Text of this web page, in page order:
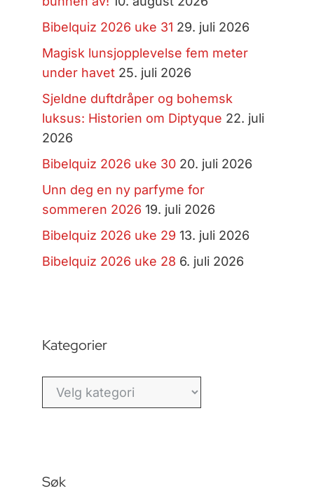
Bibelquiz 2026 uke 31 29. juli 2026
Magisk lunsjopplevelse fem meter
under havet 25. juli 2026
Sjeldne duftdråper og bohemsk
luksus: Historien om Diptyque 22. juli
2026
Bibelquiz 2026 uke 30 20. juli 2026
Unn deg en ny parfyme for
sommeren 2026 19. juli 2026
Bibelquiz 2026 uke 29 13. juli 2026
Bibelquiz 2026 uke 28 6. juli 2026
Kategorier
Kategorier
Søk